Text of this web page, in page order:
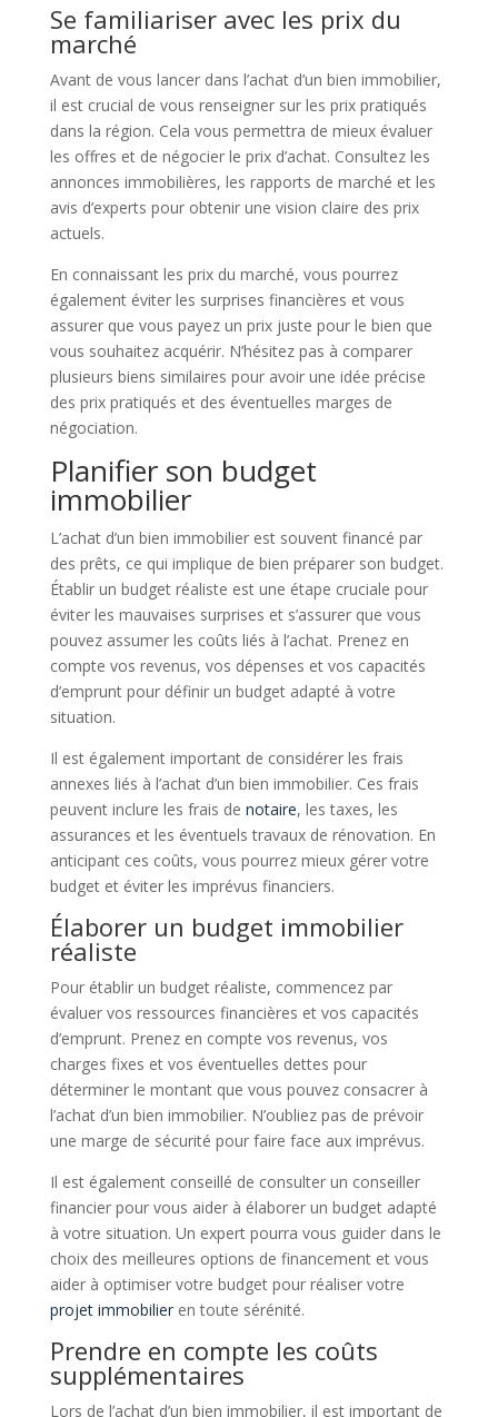
Se familiariser avec les prix du
marché
Avant de vous lancer dans l’achat d’un bien immobilier,
il est crucial de vous renseigner sur les prix pratiqués
dans la région. Cela vous permettra de mieux évaluer
les offres et de négocier le prix d’achat. Consultez les
annonces immobilières, les rapports de marché et les
avis d’experts pour obtenir une vision claire des prix
actuels.
En connaissant les prix du marché, vous pourrez
également éviter les surprises financières et vous
assurer que vous payez un prix juste pour le bien que
vous souhaitez acquérir. N’hésitez pas à comparer
plusieurs biens similaires pour avoir une idée précise
des prix pratiqués et des éventuelles marges de
négociation.
Planifier son budget
immobilier
L’achat d’un bien immobilier est souvent financé par
des prêts, ce qui implique de bien préparer son budget.
Établir un budget réaliste est une étape cruciale pour
éviter les mauvaises surprises et s’assurer que vous
pouvez assumer les coûts liés à l’achat. Prenez en
compte vos revenus, vos dépenses et vos capacités
d’emprunt pour définir un budget adapté à votre
situation.
Il est également important de considérer les frais
annexes liés à l’achat d’un bien immobilier. Ces frais
peuvent inclure les frais de notaire, les taxes, les
assurances et les éventuels travaux de rénovation. En
anticipant ces coûts, vous pourrez mieux gérer votre
budget et éviter les imprévus financiers.
Élaborer un budget immobilier
réaliste
Pour établir un budget réaliste, commencez par
évaluer vos ressources financières et vos capacités
d’emprunt. Prenez en compte vos revenus, vos
charges fixes et vos éventuelles dettes pour
déterminer le montant que vous pouvez consacrer à
l’achat d’un bien immobilier. N’oubliez pas de prévoir
une marge de sécurité pour faire face aux imprévus.
Il est également conseillé de consulter un conseiller
financier pour vous aider à élaborer un budget adapté
à votre situation. Un expert pourra vous guider dans le
choix des meilleures options de financement et vous
aider à optimiser votre budget pour réaliser votre
projet immobilieren toute sérénité.
Prendre en compte les coûts
supplémentaires
Lors de l’achat d’un bien immobilier, il est important de